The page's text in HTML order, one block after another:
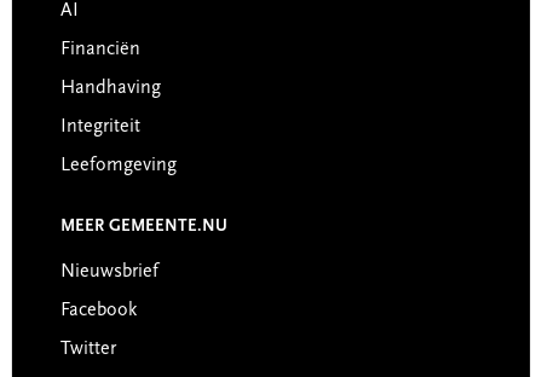
AI
Financiën
Handhaving
Integriteit
Leefomgeving
MEER GEMEENTE.NU
Nieuwsbrief
Facebook
Twitter